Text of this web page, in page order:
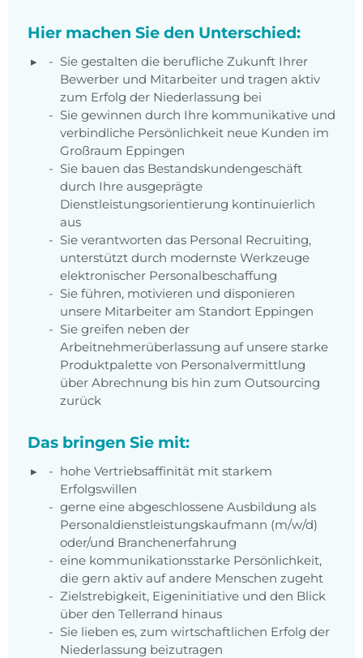
Hier machen Sie den Unterschied:
Sie gestalten die berufliche Zukunft Ihrer
Bewerber und Mitarbeiter und tragen aktiv
zum Erfolg der Niederlassung bei
Sie gewinnen durch Ihre kommunikative und
verbindliche Persönlichkeit neue Kunden im
Großraum Eppingen
Sie bauen das Bestandskundengeschäft
durch Ihre ausgeprägte
Dienstleistungsorientierung kontinuierlich
aus
Sie verantworten das Personal Recruiting,
unterstützt durch modernste Werkzeuge
elektronischer Personalbeschaffung
Sie führen, motivieren und disponieren
unsere Mitarbeiter am Standort Eppingen
Sie greifen neben der
Arbeitnehmerüberlassung auf unsere starke
Produktpalette von Personalvermittlung
über Abrechnung bis hin zum Outsourcing
zurück
Das bringen Sie mit:
hohe Vertriebsaffinität mit starkem
Erfolgswillen
gerne eine abgeschlossene Ausbildung als
Personaldienstleistungskaufmann (m/w/d)
oder/und Branchenerfahrung
eine kommunikationsstarke Persönlichkeit,
die gern aktiv auf andere Menschen zugeht
Zielstrebigkeit, Eigeninitiative und den Blick
über den Tellerrand hinaus
Sie lieben es, zum wirtschaftlichen Erfolg der
Niederlassung beizutragen